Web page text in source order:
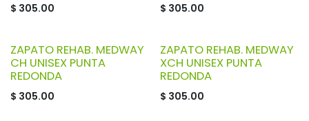
$ 305.00 $ 305.00
ZAPATO REHAB. MEDWAY
CH UNISEX PUNTA
REDONDA
$ 305.00
ZAPATO REHAB. MEDWAY
XCH UNISEX PUNTA
REDONDA
$ 305.00